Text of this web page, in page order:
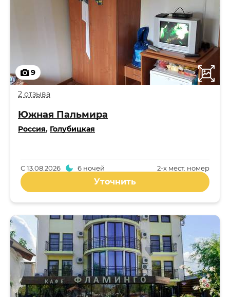
9
2 отзыва
Южная Пальмира
Россия, Голубицкая
2-x мест. номер
С13.08.2026 6 ночей
Уточнить